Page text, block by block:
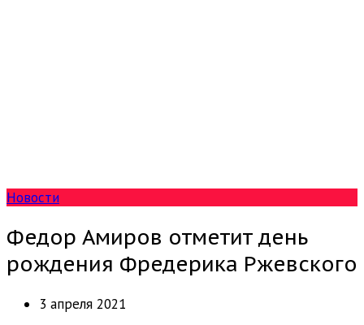
Новости
Федор Амиров отметит день
рождения Фредерика Ржевского
3 апреля 2021